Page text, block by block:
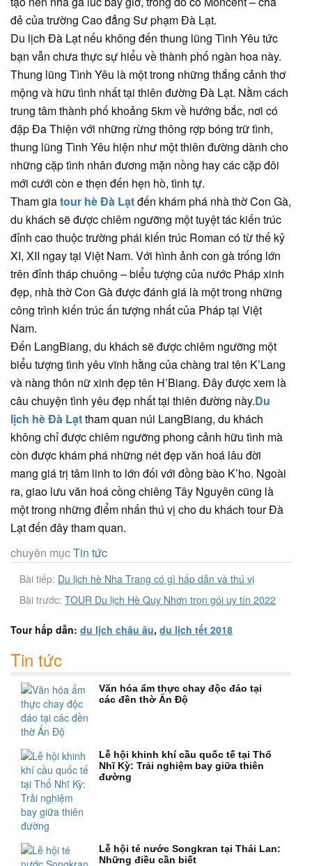
đẻ của trường Cao đẳng Sư phạm Đà Lạt.
Du lịch Đà Lạt nếu không đến thung lũng Tình Yêu tức
bạn vẫn chưa thực sự hiểu về thành phố ngàn hoa này.
Thung lũng Tình Yêu là một trong những thắng cảnh thơ
mộng và hữu tình nhất tại thiên đường Đà Lạt. Nằm cách
trung tâm thành phố khoảng 5km về hướng bắc, nơi có
đập Đa Thiện với những rừng thông rợp bóng trữ tình,
thung lũng Tình Yêu hiện như một thiên đường dành cho
những cặp tình nhân đương mặn nồng hay các cặp đôi
mới cưới còn e thẹn đến hẹn hò, tình tự.
Tham giatour hè Đà Lạtđến khám phá nhà thờ Con Gà,
du khách sẽ được chiêm ngưỡng một tuyệt tác kiến trúc
đỉnh cao thuộc trường phái kiến trúc Roman có từ thế kỷ
XI, XII ngay tại Việt Nam. Với hình ảnh con gà trống lớn
trên đỉnh tháp chuông – biểu tượng của nước Pháp xinh
đẹp, nhà thờ Con Gà được đánh giá là một trong những
công trình kiến trúc ấn tượng nhất của Pháp tại Việt
Nam.
Đến LangBiang, du khách sẽ được chiêm ngưỡng một
biểu tượng tình yêu vĩnh hằng của chàng trai tên K’Lang
và nàng thôn nữ xinh đẹp tên H’Biang. Đây được xem là
câu chuyện tình yêu đẹp nhất tại thiên đường này.Du
lịch hè Đà Lạttham quan núi LangBiang, du khách
không chỉ được chiêm ngưỡng phong cảnh hữu tình mà
còn được khám phá những nét đẹp văn hoá lâu đời
mang giá trị tâm linh to lớn đối với đồng bào K’ho. Ngoài
ra, giao lưu văn hoá cồng chiêng Tây Nguyên cũng là
một trong những điểm nhấn thú vị cho du khách tour Đà
Lạt đến đây tham quan.
chuyên mụcTin tức
Bài tiếp: Du lịch hè Nha Trang có gì hấp dẫn và thú vị
Bài trước: TOUR Du lịch Hè Quy Nhơn trọn gói uy tín 2022
Tour hấp dẫn: du lịch châu âu, du lịch tết 2018
Tin tức
Văn hóa ẩm thực chay độc đáo tại
các đền thờ Ấn Độ
Lễ hội khinh khí cầu quốc tế tại Thổ
Nhĩ Kỳ: Trải nghiệm bay giữa thiên
đường
Lễ hội té nước Songkran tại Thái Lan:
Những điều cần biết